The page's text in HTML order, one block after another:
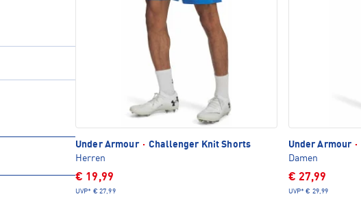
Under Armour · Challenger Knit Shorts
Herren
€ 19,99
UVP* € 27,99
Under Armour ·
Damen
€ 27,99
UVP* € 29,99